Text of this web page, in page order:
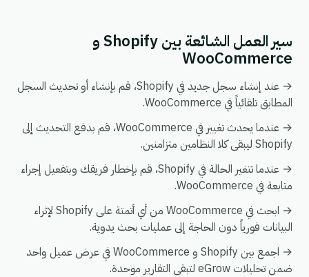
سير العمل الشائعة بين Shopify و
WooCommerce
→ عند إنشاء سجل جديد في Shopify، قم بإنشاء أو تحديث السجل
المطابق تلقائياً في WooCommerce.
→ عندما يحدث تغيير في WooCommerce، قم بدفع التحديث إلى
Shopify ليبقى كلا النظامين متزامنين.
→ عندما تتغير الحالة في Shopify، قم بإخطار فريقك وبتفعيل إجراء
متابعة في WooCommerce.
→ ابحث في WooCommerce من أي أتمتة على Shopify لإثراء
البيانات فورياً دون الحاجة إلى عمليات بحث يدوية.
→ اجمع بين Shopify و WooCommerce في عرض عميل واحد
ضمن تحليلات eGrow لتبقى التقارير موحدة.